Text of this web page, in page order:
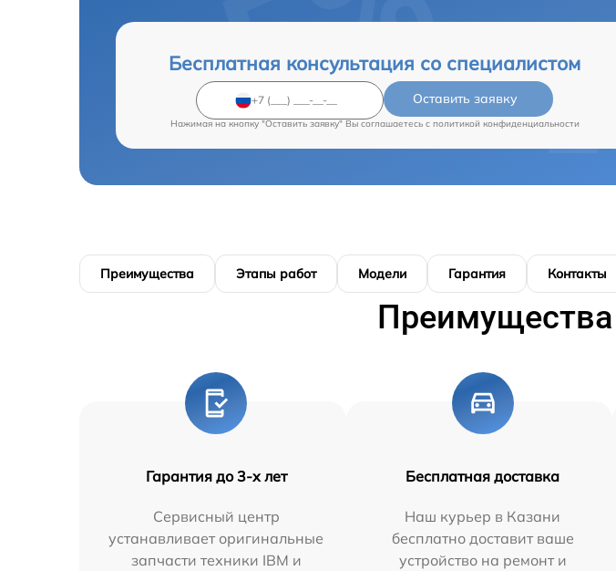
Бесплатная консультация со специалистом
Оставить заявку
Нажимая на кнопку "Оставить заявку" Вы соглашаетесь c политикой конфиденциальности
Преимущества Этапы работ Модели Гарантия Контакты
Преимущества
Гарантия до 3-х лет
Сервисный центр
устанавливает оригинальные
запчасти техники IBM и
Бесплатная доставка
Наш курьер в Казани
бесплатно доставит ваше
устройство на ремонт и